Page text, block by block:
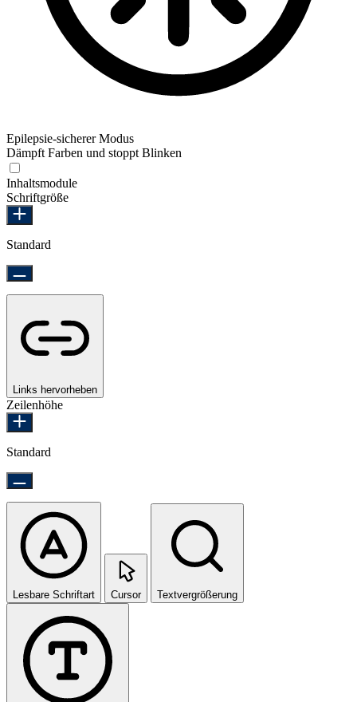
Epilepsie-sicherer Modus
Dämpft Farben und stoppt Blinken
Inhaltsmodule
Schriftgröße
Standard
Links hervorheben
Zeilenhöhe
Standard
Lesbare Schriftart Cursor Textvergrößerung